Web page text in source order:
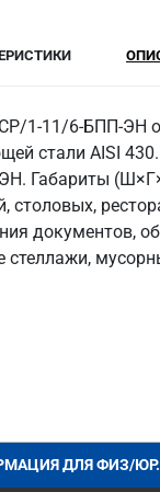
1-11/6-БПП-ЭН
стали AISI
Габариты
столовых,
документов,
стеллажи,
ДЛЯ ФИЗ/